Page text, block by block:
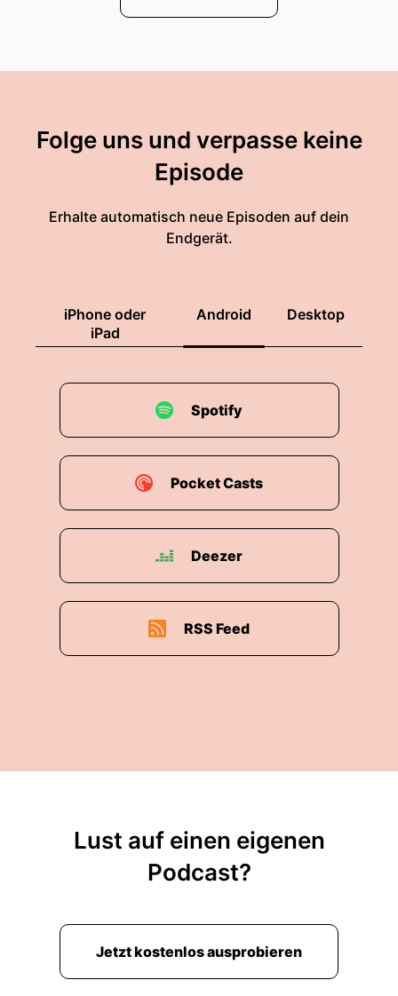
Folge uns und verpasse keine
Episode
Erhalte automatisch neue Episoden auf dein
Endgerät.
iPhone oder
iPad
Android Desktop
Spotify
Pocket Casts
Deezer
RSS Feed
Lust auf einen eigenen
Podcast?
Jetzt kostenlos ausprobieren